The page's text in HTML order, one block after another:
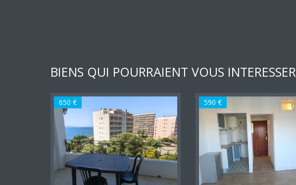
BIENS QUI POURRAIENT VOUS INTERESSER
650 € 590 €